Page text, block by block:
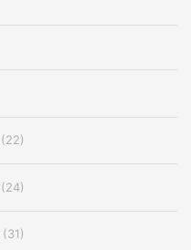
(22)
(24)
(31)